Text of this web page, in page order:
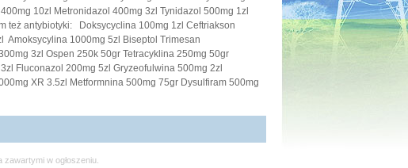
10zl Metronidazol 400mg 3zl Tynidazol 500mg 1zl
też antybiotyki: Doksycyclina 100mg 1zl Ceftriakson
Amoksycylina 1000mg 5zl Biseptol Trimesan
3zl Ospen 250k 50gr Tetracyklina 250mg 50gr
Fluconazol 200mg 5zl Gryzeofulwina 500mg 2zl
XR 3.5zl Metformnina 500mg 75gr Dysulfiram 500mg
w ogłoszeniu.